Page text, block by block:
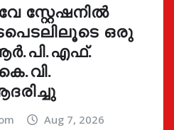
സ്റ്റേഷനിൽ
ഒരു
Aug 7, 2026